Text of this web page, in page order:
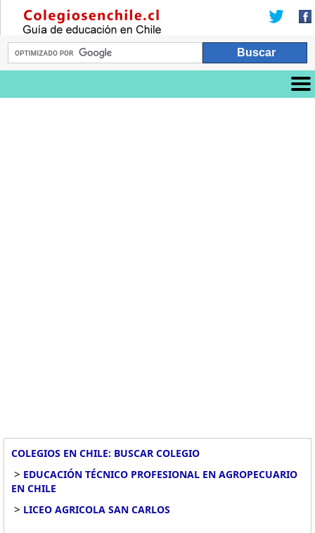
COLEGIOS EN CHILE: BUSCAR COLEGIO
> EDUCACIÓN TÉCNICO PROFESIONAL EN AGROPECUARIO
EN CHILE
> LICEO AGRICOLA SAN CARLOS